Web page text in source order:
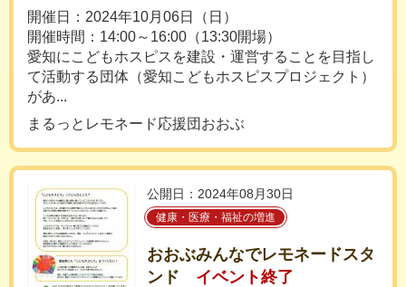
開催日：2024年10月06日（日）
開催時間：14:00～16:00（13:30開場）
愛知にこどもホスピスを建設・運営することを目指し
て活動する団体（愛知こどもホスピスプロジェクト）
があ...
まるっとレモネード応援団おおぶ
公開日：2024年08月30日
健康・医療・福祉の増進
おおぶみんなでレモネードスタ
ンド
イベント終了